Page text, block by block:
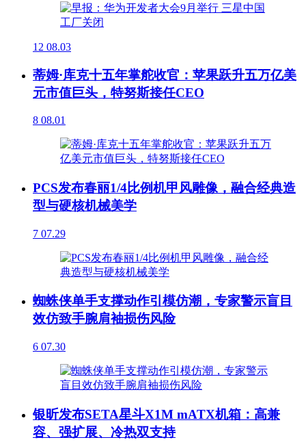
12 08.03
蒂姆·库克十五年掌舵收官：苹果跃升五万亿美
元市值巨头，特努斯接任CEO
8 08.01
PCS发布春丽1/4比例机甲风雕像，融合经典造
型与硬核机械美学
7 07.29
蜘蛛侠单手支撑动作引模仿潮，专家警示盲目
效仿致手腕肩袖损伤风险
6 07.30
银昕发布SETA星斗X1M mATX机箱：高兼
容、强扩展、冷热双支持